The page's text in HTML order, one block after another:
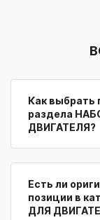
Как выбрать
раздела
ДВИГАТЕЛЯ?
Есть ли
позиции в
ДЛЯ